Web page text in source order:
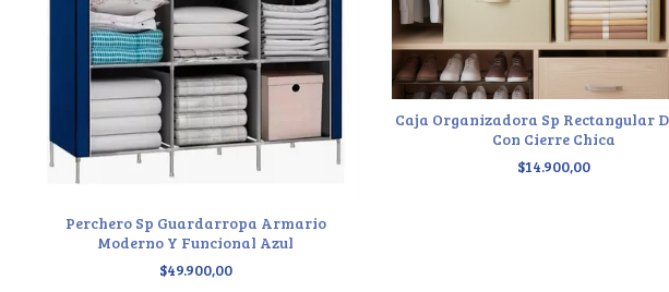
Perchero Sp Guardarropa Armario
Moderno Y Funcional Azul
$49.900,00
Caja Organizadora Sp Rectangular
Con Cierre Chica
$14.900,00